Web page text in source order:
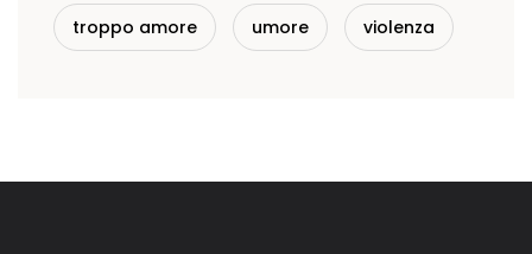
troppo amore umore violenza